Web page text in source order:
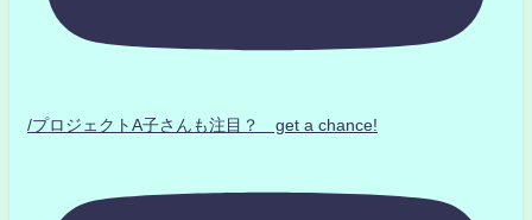
/プロジェクトA子さんも注目？ get a chance!